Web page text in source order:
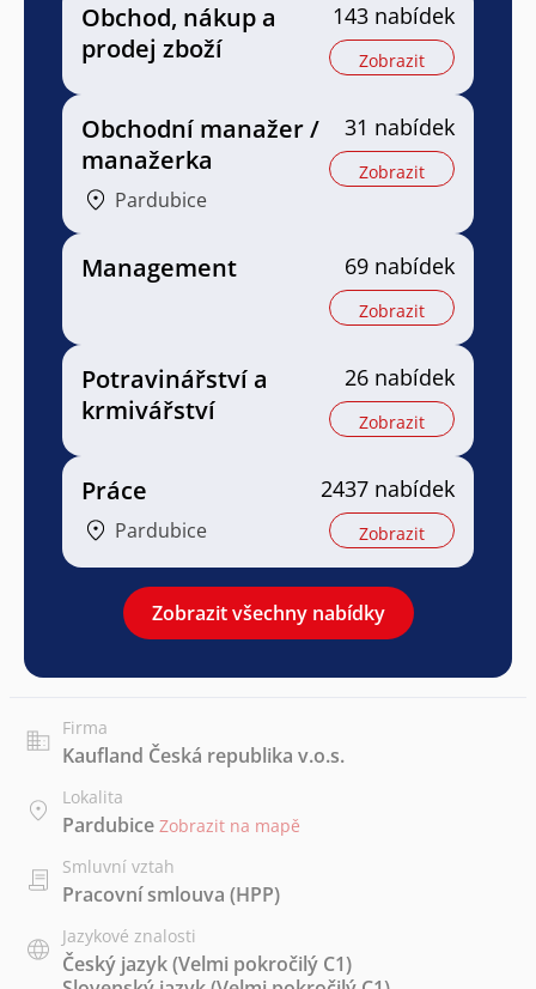
Obchod, nákup a
prodej zboží
143 nabídek
Zobrazit
Obchodní manažer /
manažerka
Pardubice
31 nabídek
Zobrazit
Management 69 nabídek
Zobrazit
Potravinářství a
krmivářství
26 nabídek
Zobrazit
Práce
Pardubice
2437 nabídek
Zobrazit
Zobrazit všechny nabídky
Firma
Kaufland Česká republika v.o.s.
Lokalita
Pardubice Zobrazit na mapě
Smluvní vztah
Pracovní smlouva (HPP)
Jazykové znalosti
Český jazyk(Velmi pokročilý C1)